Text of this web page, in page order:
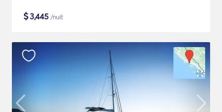
$3,445 /nuit